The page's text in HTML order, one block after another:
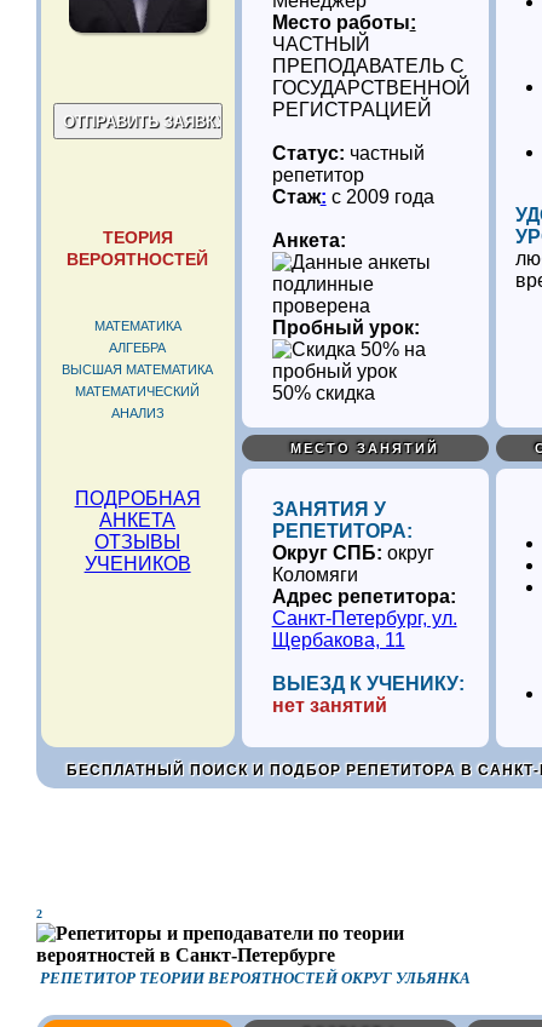
ТЕОРИЯ
ВЕРОЯТНОСТЕЙ
МАТЕМАТИКА
АЛГЕБРА
ВЫСШАЯ МАТЕМАТИКА
МАТЕМАТИЧЕСКИЙ
АНАЛИЗ
ПОДРОБНАЯ
АНКЕТА
ОТЗЫВЫ
УЧЕНИКОВ
Место работы:
ЧАСТНЫЙ
ПРЕПОДАВАТЕЛЬ С
ГОСУДАРСТВЕННОЙ
РЕГИСТРАЦИЕЙ
Статус: частный
репетитор
Стаж: с 2009 года
Анкета:
проверена
Пробный урок:
50% скидка
МЕСТО ЗАНЯТИЙ
ЗАНЯТИЯ У
РЕПЕТИТОРА:
Округ СПБ: округ
Коломяги
Адрес репетитора:
Санкт-Петербург, ул.
Щербакова, 11
ВЫЕЗД К УЧЕНИКУ:
нет занятий
БЕСПЛАТНЫЙ ПОИСК И ПОДБОР РЕПЕТИТОРА В САНКТ-
2
РЕПЕТИТОР ТЕОРИИ ВЕРОЯТНОСТЕЙ ОКРУГ УЛЬЯНКА